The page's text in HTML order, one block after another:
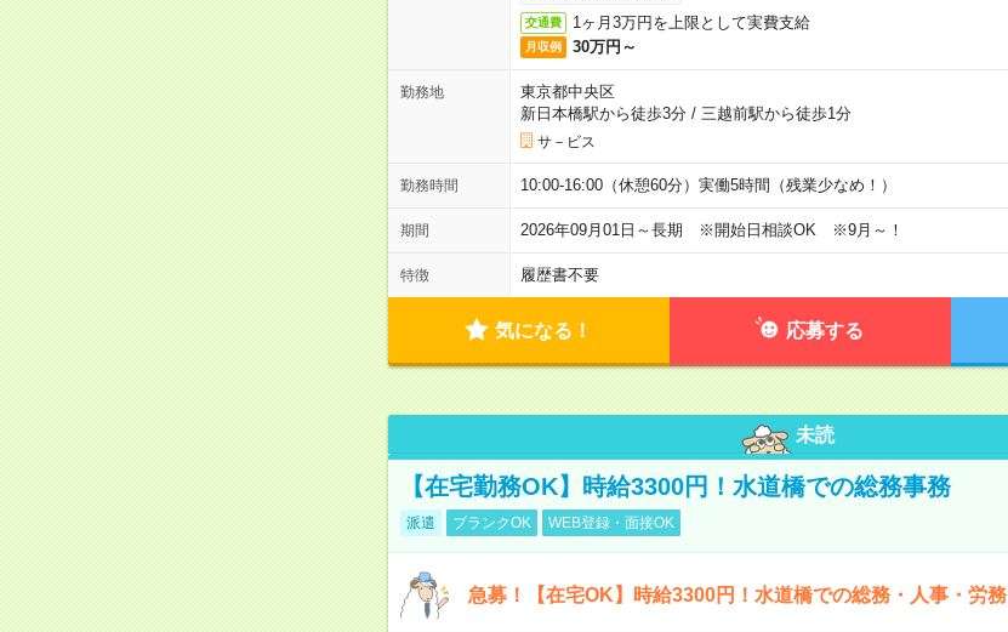
交通費 1ヶ月3万円を上限として実費支給
月収例 30万円～
勤務地
東京都中央区
新日本橋駅から徒歩3分/ 三越前駅から徒歩1分
サ－ビス
勤務時間 10:00-16:00（休憩60分）実働5時間（残業少なめ！）
期間 2026年09月01日～長期 ※開始日相談OK ※9月～！
特徴 履歴書不要
気になる！ 応募する
未読
【在宅勤務OK】時給3300円！水道橋での総務事務
派遣 ブランクOK WEB登録・面接OK
急募！【在宅OK】時給3300円！水道橋での総務・人事・労務